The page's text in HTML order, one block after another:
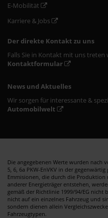
E-Mobilität
Karriere & Jobs
Der direkte Kontakt zu uns
Falls Sie in Kontakt mit uns
Kontaktformular
News und Aktuelles
Wir sorgen für interessante &
Automobilwelt
Die angegebenen Werte wurden nach
5, 6, 6a PKW-EnVKV in der
Emmisionen, die durch die Produktion
anderer Energieträger entstehen,
gemäß der Richtlinie 1999/94/EG nicht
nicht auf ein einzelnes Fahrzeug und
sondern dienen allein
Fahrzeugtypen.